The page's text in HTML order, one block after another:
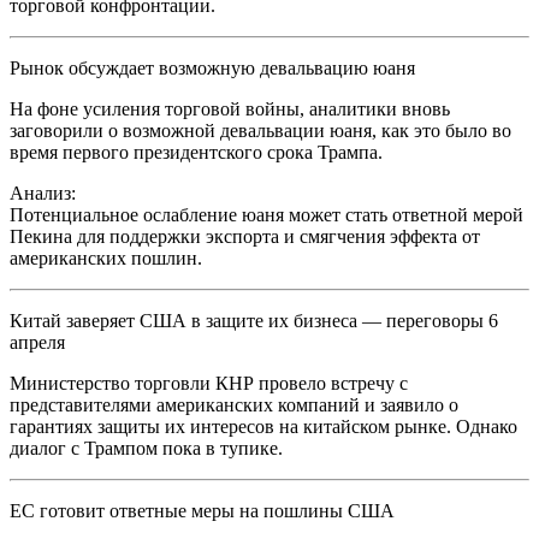
торговой конфронтации.
Рынок обсуждает возможную девальвацию юаня
На фоне усиления торговой войны, аналитики вновь
заговорили о возможной девальвации юаня, как это было во
время первого президентского срока Трампа.
Анализ:
Потенциальное ослабление юаня может стать ответной мерой
Пекина для поддержки экспорта и смягчения эффекта от
американских пошлин.
Китай заверяет США в защите их бизнеса — переговоры 6
апреля
Министерство торговли КНР провело встречу с
представителями американских компаний и заявило о
гарантиях защиты их интересов на китайском рынке. Однако
диалог с Трампом пока в тупике.
ЕС готовит ответные меры на пошлины США